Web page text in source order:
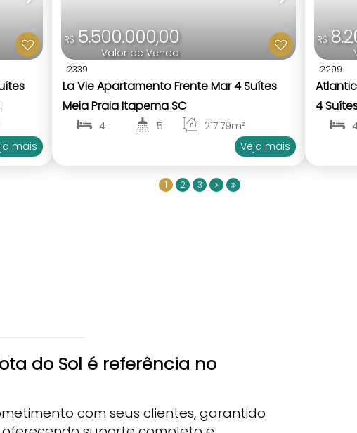
mais
2339
R$5.500.000,00
Valor de Venda
La Vie Apartamento Frente Mar 4 Suítes
Meia Praia Itapema SC
4 5 217.79m²
Veja mais
2299
R$
4
1 2 3
do Sol é referência no
com seus clientes, garantido